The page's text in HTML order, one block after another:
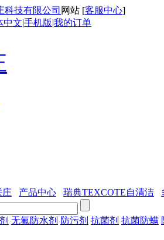
科技有限公司 网站 [客服中心]
中文|手机版|我的订单
庄 产品中心 瑞典TEXCOTE自清洁
无氟防水剂 防污剂 抗菌剂 抗菌防螨